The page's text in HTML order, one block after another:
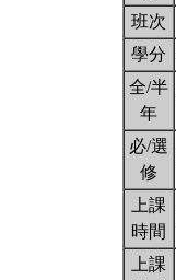
班次
學分
全/半
年
必/選
修
上課
時間
上課